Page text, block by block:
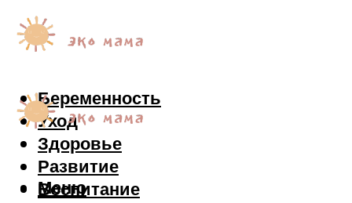
Беременность
Уход
Здоровье
Развитие
Воспитание
Меню